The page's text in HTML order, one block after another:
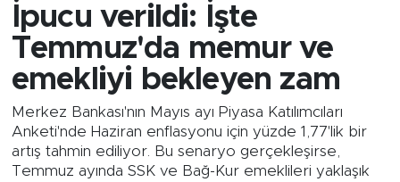
İpucu verildi: İşte
Temmuz'da memur ve
emekliyi bekleyen zam
Merkez Bankası'nın Mayıs ayı Piyasa Katılımcıları
Anketi'nde Haziran enflasyonu için yüzde 1,77'lik bir
artış tahmin ediliyor. Bu senaryo gerçekleşirse,
Temmuz ayında SSK ve Bağ-Kur emeklileri yaklaşık
Samsun Rehberi
Resmi İlanlar
SAMSUN Namaz Vakitleri
Samsun Trafik Yoğunluk Haritası
Süper Lig Puan Durumu ve Fikstür
Tüm Manşetler